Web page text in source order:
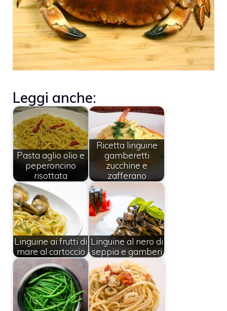
Leggi anche:
Pasta aglio olio e
peperoncino
risottata
Ricetta linguine
gamberetti
zucchine e
zafferano
Linguine ai frutti di
mare al cartoccio
Linguine al nero di
seppia e gamberi